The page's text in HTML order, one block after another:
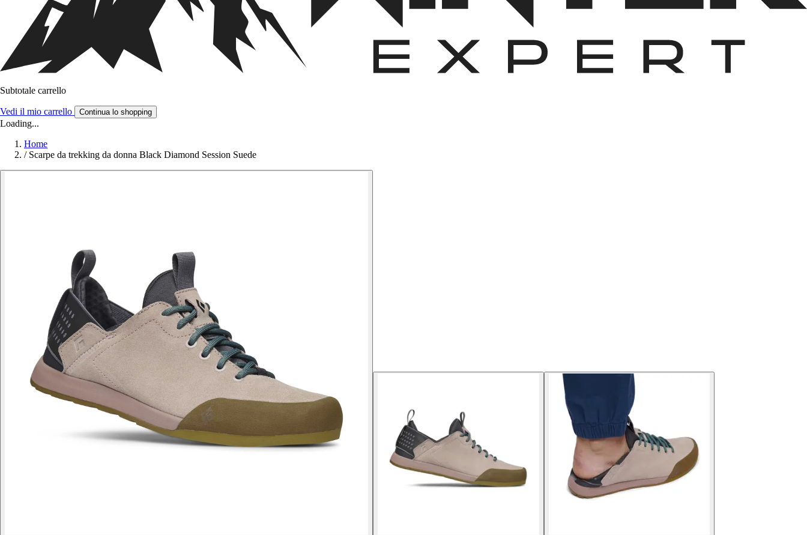
Subtotale carrello
Vedi il mio carrello Continua lo shopping
Loading...
Home
/ Scarpe da trekking da donna Black Diamond Session Suede